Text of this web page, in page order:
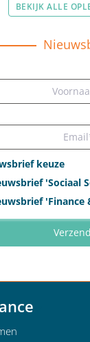
BEKIJK ALLE
keuze
'Sociaal
'Finance